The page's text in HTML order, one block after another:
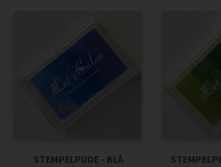
STEMPELPUDE - BLÅ